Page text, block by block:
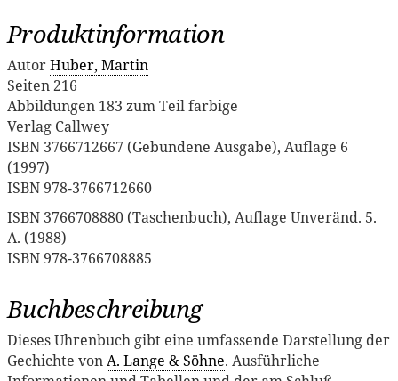
Produktinformation
AutorHuber, Martin
Seiten 216
Abbildungen 183 zum Teil farbige
Verlag Callwey
ISBN 3766712667 (Gebundene Ausgabe), Auflage 6
(1997)
ISBN 978-3766712660
ISBN 3766708880 (Taschenbuch), Auflage Unveränd. 5.
A. (1988)
ISBN 978-3766708885
Buchbeschreibung
Dieses Uhrenbuch gibt eine umfassende Darstellung der
Gechichte vonA. Lange & Söhne. Ausführliche